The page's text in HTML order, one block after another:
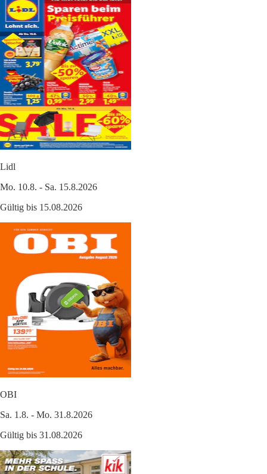
Lidl
Mo. 10.8. - Sa. 15.8.2026
Gültig bis 15.08.2026
OBI
Sa. 1.8. - Mo. 31.8.2026
Gültig bis 31.08.2026